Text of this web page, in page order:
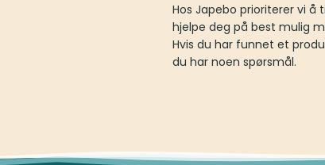
Hos Japebo prioriterer vi å
hjelpe deg på best mulig
Hvis du har funnet et
du har noen spørsmål.